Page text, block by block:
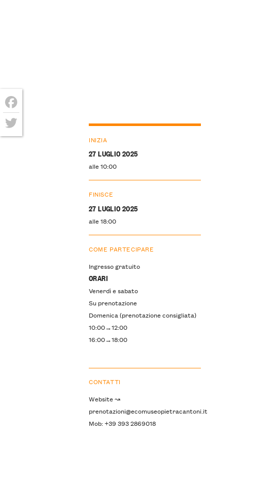
INIZIA
27 LUGLIO 2025
alle 10:00
FINISCE
27 LUGLIO 2025
alle 18:00
COME PARTECIPARE
Ingresso gratuito
ORARI
Venerdì e sabato
Su prenotazione
Domenica (prenotazione consigliata)
10:00→12:00
16:00→18:00
CONTATTI
Website ↝
prenotazioni@ecomuseopietracantoni.it
Mob: +39 393 2869018
Facebook
Twitter